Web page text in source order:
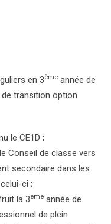
en 3ème année de
de transition option
le CE1D ;
Conseil de classe vers
secondaire dans les
ci ;
la 3ème année de
de plein